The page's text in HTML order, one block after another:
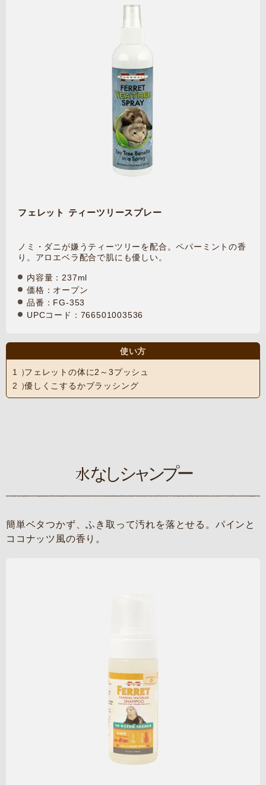
フェレット ティーツリースプレー
ノミ・ダニが嫌うティーツリーを配合。ペパーミントの香
り。アロエベラ配合で肌にも優しい。
内容量：237ml
価格：オープン
品番：FG-353
UPCコード：766501003536
使い方
フェレットの体に2～3プッシュ
優しくこするかブラッシング
水なしシャンプー
簡単ベタつかず、ふき取って汚れを落とせる。パインと
ココナッツ風の香り。